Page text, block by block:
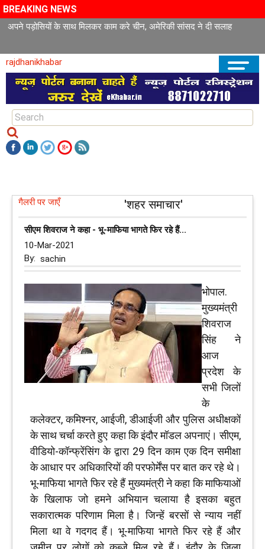
BREAKING NEWS
अपने पड़ोसियों के साथ मिलकर काम करे चीन, अमेरिकी सांसद ने दी सलाह
rajdhanikhabar
गैलरी पर जाएँ 'शहर समाचार'
सीएम शिवराज ने कहा - भू-माफिया भागते फिर रहे हैं...
10-Mar-2021
By: sachin
भोपाल.
मुख्यमंत्री
शिवराज
सिंह ने
आज
प्रदेश के
सभी जिलों
के
कलेक्टर, कमिश्नर, आईजी, डीआईजी और पुलिस अधीक्षकों
के साथ चर्चा करते हुए कहा कि इंदौर मॉडल अपनाएं। सीएम,
वीडियो-कॉन्फ्रेंसिंग के द्वारा 29 दिन काम एक दिन समीक्षा
के आधार पर अधिकारियों की परफोर्मेंस पर बात कर रहे थे।
भू-माफिया भागते फिर रहे हैं मुख्यमंत्री ने कहा कि माफियाओं
के खिलाफ जो हमने अभियान चलाया है इसका बहुत
सकारात्मक परिणाम मिला है। जिन्हें बरसों से न्याय नहीं
मिला था वे गदगद हैं। भू-माफिया भागते फिर रहे हैं और